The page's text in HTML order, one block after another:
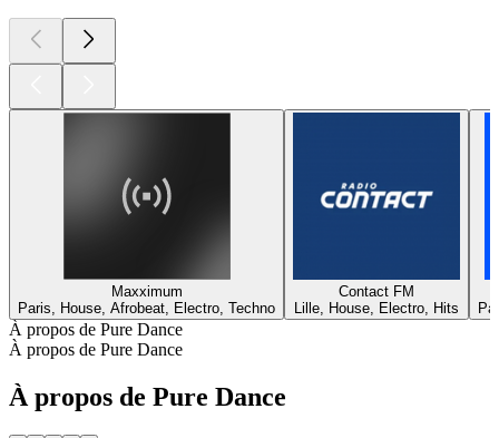
Maxximum
Paris, House, Afrobeat, Electro, Techno
Contact FM
Lille, House, Electro, Hits
À propos de Pure Dance
À propos de Pure Dance
À propos de Pure Dance